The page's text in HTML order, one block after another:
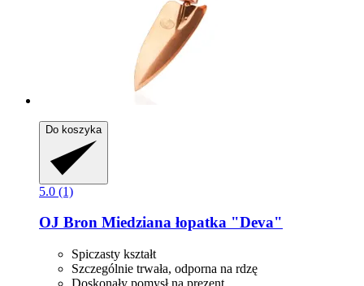
Do koszyka
5.0 (1)
OJ Bron Miedziana łopatka "Deva"
Spiczasty kształt
Szczególnie trwała, odporna na rdzę